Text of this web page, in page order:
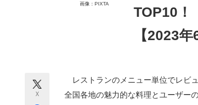
ITエンジニア向け専門サイト
ちょっと気になるネットの話題
画像：PIXTA
TOP10！
【2023
X
レストランのメニュー単位でレビ
全国各地の魅力的な料理とユーザー